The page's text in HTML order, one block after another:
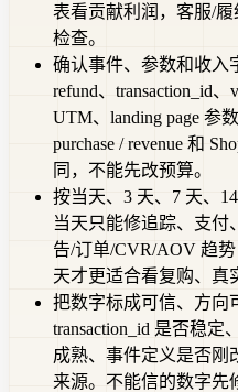
表看贡献利润，客服/
检查。
确认事件、参数和收入
refund、transaction_id、
UTM、landing page 参
purchase / revenue 和
同，不能先改预算。
按当天、3 天、7 天、
当天只能修追踪、支付
告/订单/CVR/AOV 趋
天才更适合看复购、真
把数字标成可信、方向
transaction_id 是否稳
成熟、事件定义是否刚
来源。不能信的数字先